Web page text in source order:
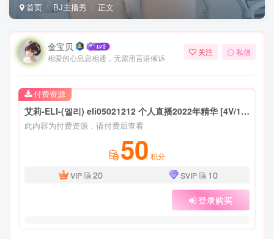
首页 BJ主播秀 正文
金宝贝
相爱的心息息相通，无需用言语倾诉
关注 私信
艾莉-ELI-(엘리) eli05021212 个人直播2022年精华 [4V/1.15G]
此内容为付费资源，请付费后查看
50 积分
VIP
20 SVIP 10
登录购买
付费资源